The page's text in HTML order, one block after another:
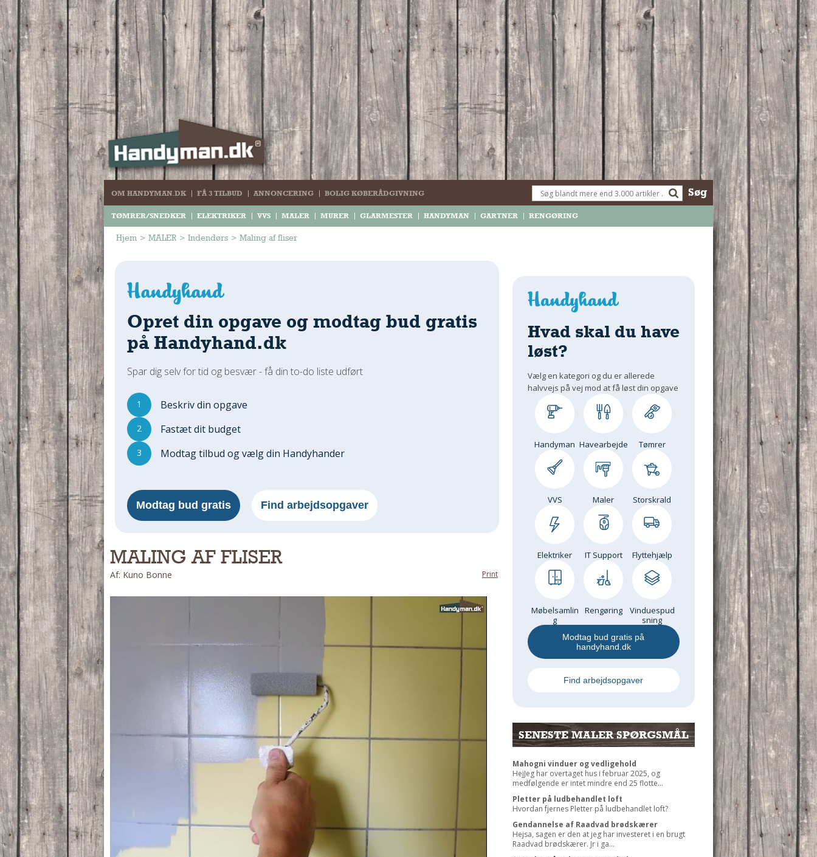
OM HANDYMAN.DK FÅ 3 TILBUD ANNONCERING BOLIG KØBERÅDGIVNING
TØMRER/SNEDKER ELEKTRIKER VVS MALER MURER GLARMESTER HANDYMAN GARTNER RENGØRING
Søg
Hjem > MALER > Indendørs > Maling af fliser
Opret din opgave og modtag bud gratis
på Handyhand.dk
Spar dig selv for tid og besvær - få din to-do liste udført
1 Beskriv din opgave
2 Fastæt dit budget
3 Modtag tilbud og vælg din Handyhander
Modtag bud gratis Find arbejdsopgaver
MALING AF FLISER
Af: Kuno Bonne Print
Hvad skal du have
løst?
Vælg en kategori og du er allerede
halvvejs på vej mod at få løst din opgave
Handyman Havearbejde Tømrer
VVS Maler Storskrald
Elektriker IT Support Flyttehjælp
Møbelsamlin
g
Rengøring
Vinduespud
sning
Modtag bud gratis på
handyhand.dk
Find arbejdsopgaver
SENESTE MALER SPØRGSMÅL
Mahogni vinduer og vedligehold
HejJeg har overtaget hus i februar 2025, og
medfølgende er intet mindre end 25 flotte...
Pletter på ludbehandlet loft
Hvordan fjernes Pletter på ludbehandlet loft?
Gendannelse af Raadvad brødskærer
Hejsa, sagen er den at jeg har investeret i en brugt
Raadvad brødskærer. Jr i ga...